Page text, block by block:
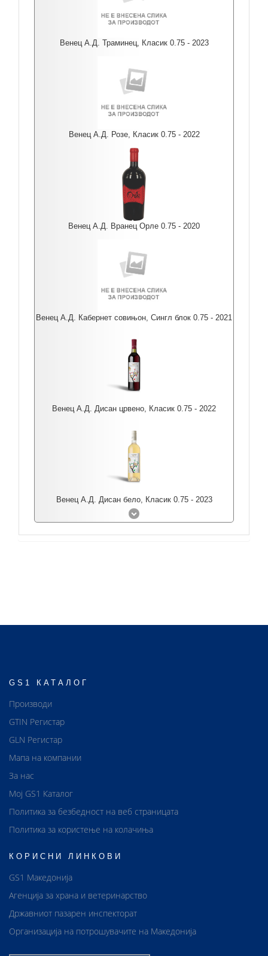
Венец А.Д. Траминец, Класик 0.75 - 2023
Венец А.Д. Розе, Класик 0.75 - 2022
Венец А.Д. Вранец Орле 0.75 - 2020
Венец А.Д. Кабернет совињон, Сингл блок 0.75 - 2021
Венец А.Д. Дисан црвено, Класик 0.75 - 2022
Венец А.Д. Дисан бело, Класик 0.75 - 2023
GS1 КАТАЛОГ
Производи
GTIN Регистар
GLN Регистар
Мапа на компании
За нас
Мој GS1 Каталог
Политика за безбедност на веб страницата
Политика за користење на колачиња
КОРИСНИ ЛИНКОВИ
GS1 Македонија
Агенција за храна и ветеринарство
Државниот пазарен инспекторат
Организација на потрошувачите на Македонија